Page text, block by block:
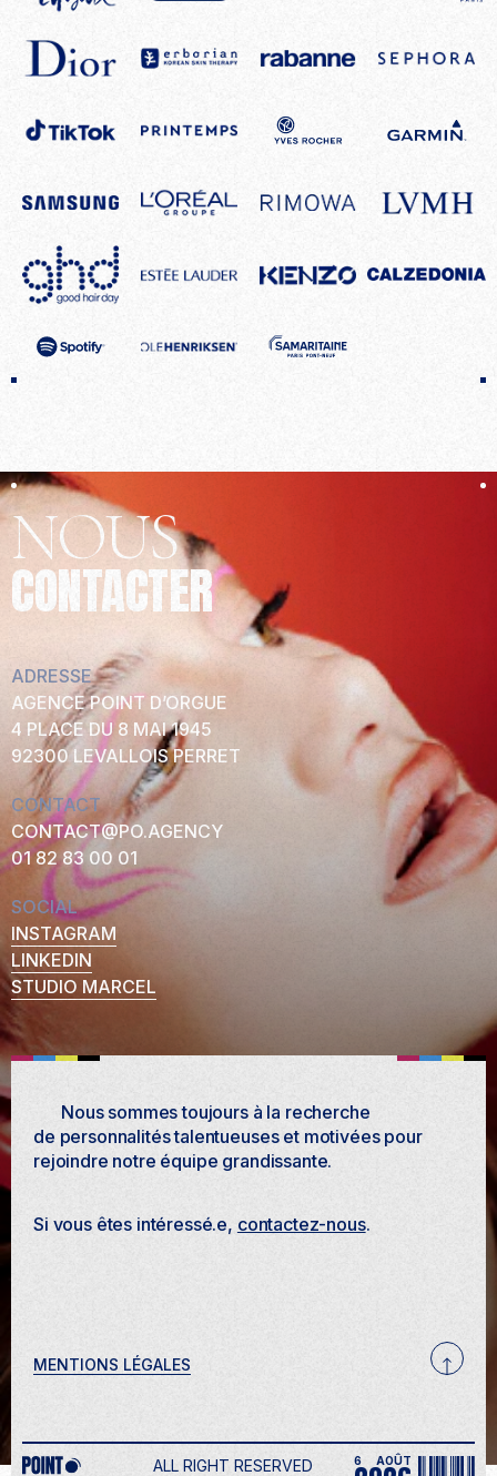
NOUS
CONTACTER
ADRESSE
AGENCE POINT D’ORGUE
4 PLACE DU 8 MAI 1945
92300 LEVALLOIS PERRET
CONTACT
CONTACT@PO.AGENCY
01 82 83 00 01
SOCIAL
INSTAGRAM
LINKEDIN
STUDIO MARCEL
Nous sommes toujours à la recherche
de personnalités talentueuses et motivées pour
rejoindre notre équipe grandissante.
Si vous êtes intéressé.e, contactez-nous.
MENTIONS LÉGALES
ALL RIGHT RESERVED 6 AOÛT